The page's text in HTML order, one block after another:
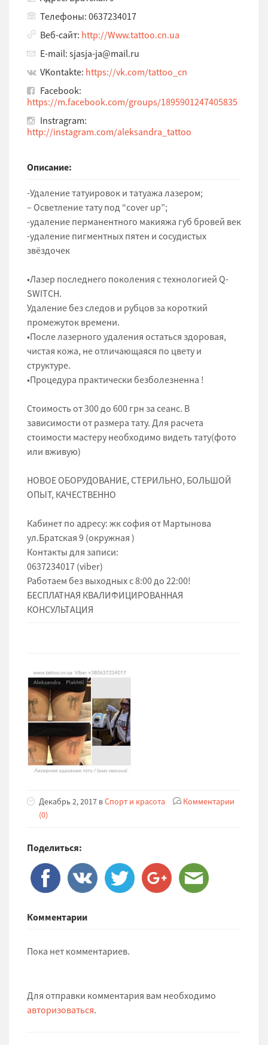
Телефоны: 0637234017
Веб-сайт: http://Www.tattoo.cn.ua
E-mail: sjasja-ja@mail.ru
VKontakte: https://vk.com/tattoo_cn
Facebook:
https://m.facebook.com/groups/1895901247405835
Instragram:
http://instagram.com/aleksandra_tattoo
Описание:
-Удаление татуировок и татуажа лазером;
– Осветление тату под “cover up”;
-удаление перманентного макияжа губ бровей век
-удаление пигментных пятен и сосудистых
звёздочек
•Лазер последнего поколения с технологией Q-
SWITCH.
Удаление без следов и рубцов за короткий
промежуток времени.
•После лазерного удаления остаться здоровая,
чистая кожа, не отличающаяся по цвету и
структуре.
•Процедура практически безболезненна !
Стоимость от 300 до 600 грн за сеанс. В
зависимости от размера тату. Для расчета
стоимости мастеру необходимо видеть тату(фото
или вживую)
НОВОЕ ОБОРУДОВАНИЕ, СТЕРИЛЬНО, БОЛЬШОЙ
ОПЫТ, КАЧЕСТВЕННО
Кабинет по адресу: жк софия от Мартынова
ул.Братская 9 (окружная )
Контакты для записи:
‎0637234017 (viber)
Работаем без выходных с 8:00 до 22:00!
БЕСПЛАТНАЯ КВАЛИФИЦИРОВАННАЯ
КОНСУЛЬТАЦИЯ
Декабрь 2, 2017 вСпорт и красота
Комментарии
(0)
Поделиться:
Комментарии
Пока нет комментариев.
Для отправки комментария вам необходимо
авторизоваться.